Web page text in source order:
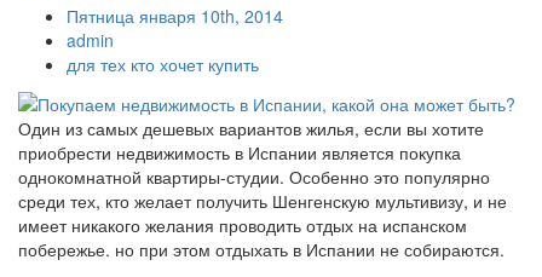
Пятница января 10th, 2014
admin
для тех кто хочет купить
Один из самых дешевых вариантов жилья, если вы хотите
приобрести недвижимость в Испании является покупка
однокомнатной квартиры-студии. Особенно это популярно
среди тех, кто желает получить Шенгенскую мультивизу, и не
имеет никакого желания проводить отдых на испанском
побережье. но при этом отдыхать в Испании не собираются.